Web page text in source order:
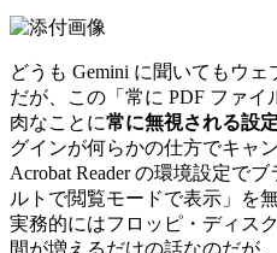
どうも Gemini に聞いてもウ
だが、この「常に PDF ファ
肉なことに常に無視される設定
グインが何らかの仕方でキャ
Acrobat Reader の環境設定で
ルトで閲覧モードで表示」を
実務的にはフロッピ・ディス
間が増えるだけの話なのだが